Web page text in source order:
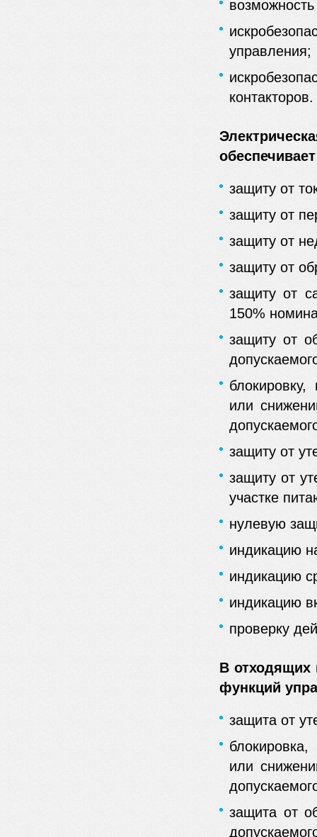
управления;
контакторов.
защиту от
защиту от
защиту от
защиту от
защиту от
150%
защиту от
или
защиту от
защиту от
участке
нулевую
индикацию
индикацию
индикацию
проверку
В отходящих
функций
защита от
или
защита от